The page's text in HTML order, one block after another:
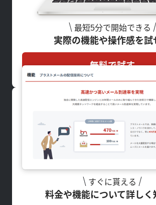
最短5分で開始できる
実際の機能や操作感を試
無料で試す
すぐに貰える
料金や機能について詳しく